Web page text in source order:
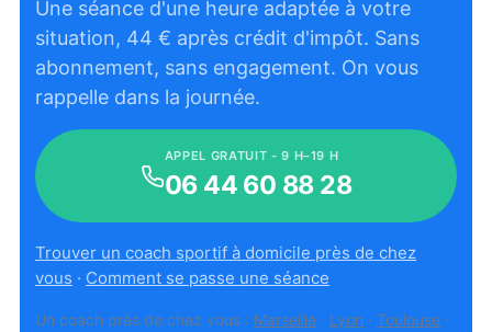
Une séance d'une heure adaptée à votre
situation, 44 € après crédit d'impôt. Sans
abonnement, sans engagement. On vous
rappelle dans la journée.
APPEL GRATUIT - 9 H–19 H
06 44 60 88 28
Trouver un coach sportif à domicile près de chez
vous · Comment se passe une séance
Un coach près de chez vous : Marseille · Lyon · Toulouse ·